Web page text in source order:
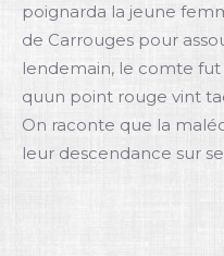
poignarda la jeune
de Carrouges pour
lendemain, le comte fut
quun point rouge vint
On raconte que la
leur descendance sur